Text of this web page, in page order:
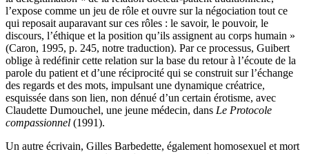
l’expose comme un jeu de rôle et ouvre sur la négociation tout ce
qui reposait auparavant sur ces rôles : le savoir, le pouvoir, le
discours, l’éthique et la position qu’ils assignent au corps humain »
(Caron, 1995, p. 245, notre traduction). Par ce processus, Guibert
oblige à redéfinir cette relation sur la base du retour à l’écoute de la
parole du patient et d’une réciprocité qui se construit sur l’échange
des regards et des mots, impulsant une dynamique créatrice,
esquissée dans son lien, non dénué d’un certain érotisme, avec
Claudette Dumouchel, une jeune médecin, dans Le Protocole
compassionnel (1991).
Un autre écrivain, Gilles Barbedette, également homosexuel et mort